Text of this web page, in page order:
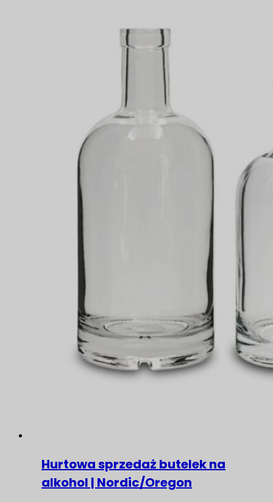
Hurtowa sprzedaż butelek na
alkohol | Nordic/Oregon